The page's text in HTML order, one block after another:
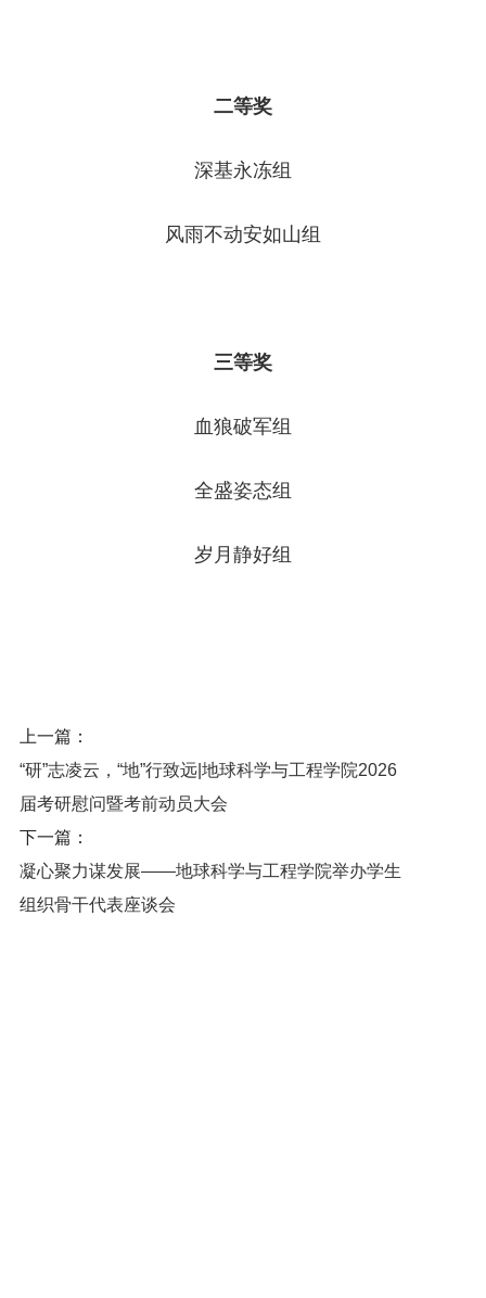
二等奖
深基永冻组
风雨不动安如山组
三等奖
血狼破军组
全盛姿态组
岁月静好组
上一篇：
“研”志凌云，“地”行致远|地球科学与工程学院2026
届考研慰问暨考前动员大会
下一篇：
凝心聚力谋发展——地球科学与工程学院举办学生
组织骨干代表座谈会